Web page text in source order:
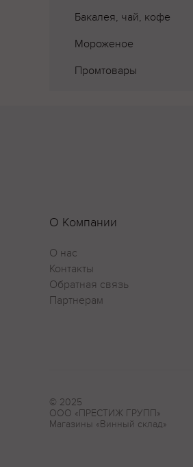
Бакалея, чай, кофе
Мороженое
Промтовары
О Компании
О нас
Контакты
Обратная связь
Партнерам
© 2025
ООО «ПРЕСТИЖ ГРУПП»
Магазины «Винный склад»